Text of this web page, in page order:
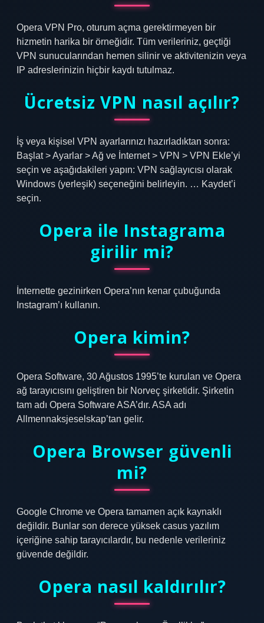
Opera VPN Pro, oturum açma gerektirmeyen bir
hizmetin harika bir örneğidir. Tüm verileriniz, geçtiği
VPN sunucularından hemen silinir ve aktivitenizin veya
IP adreslerinizin hiçbir kaydı tutulmaz.
Ücretsiz VPN nasıl açılır?
İş veya kişisel VPN ayarlarınızı hazırladıktan sonra:
Başlat > Ayarlar > Ağ ve İnternet > VPN > VPN Ekle’yi
seçin ve aşağıdakileri yapın: VPN sağlayıcısı olarak
Windows (yerleşik) seçeneğini belirleyin. … Kaydet’i
seçin.
Opera ile Instagrama
girilir mi?
İnternette gezinirken Opera’nın kenar çubuğunda
Instagram’ı kullanın.
Opera kimin?
Opera Software, 30 Ağustos 1995’te kurulan ve Opera
ağ tarayıcısını geliştiren bir Norveç şirketidir. Şirketin
tam adı Opera Software ASA’dır. ASA adı
Allmennaksjeselskap’tan gelir.
Opera Browser güvenli
mi?
Google Chrome ve Opera tamamen açık kaynaklı
değildir. Bunlar son derece yüksek casus yazılım
içeriğine sahip tarayıcılardır, bu nedenle verileriniz
güvende değildir.
Opera nasıl kaldırılır?